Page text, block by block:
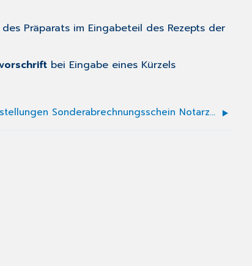
Präparats im Eingabeteil des Rezepts der
bei Eingabe eines Kürzels
Einstellungen Sonderabrechnungsschein Notarztwagen